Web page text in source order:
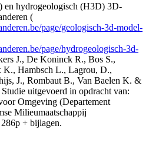
en hydrogeologisch (H3D) 3D-
(
page/geologisch-3d-model-
page/hydrogeologisch-3d-
J., De Koninck R., Bos S.,
Hambsch L., Lagrou, D.,
J., Rombaut B., Van Baelen K. &
uitgevoerd in opdracht van:
Omgeving (Departement
Milieumaatschappij
+ bijlagen.